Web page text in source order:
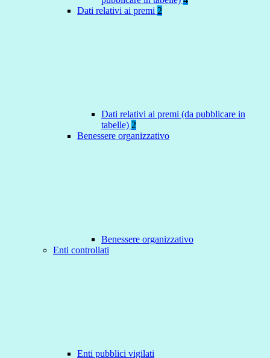
Dati relativi ai premi 2
Dati relativi ai premi (da pubblicare in
tabelle) 2
Benessere organizzativo
Benessere organizzativo
Enti controllati
Enti pubblici vigilati